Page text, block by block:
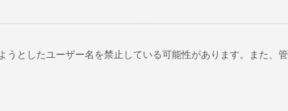
としたユーザー名を禁止している可能性があります。また、